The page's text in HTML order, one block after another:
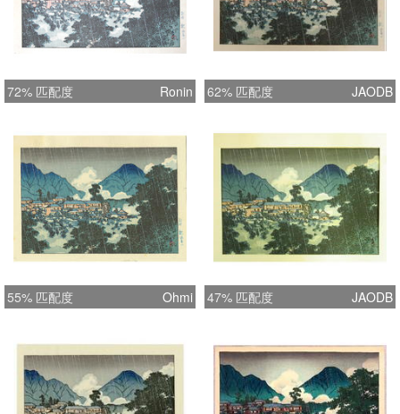
72% 匹配度 Ronin 62% 匹配度 JAODB
55% 匹配度 Ohmi 47% 匹配度 JAODB